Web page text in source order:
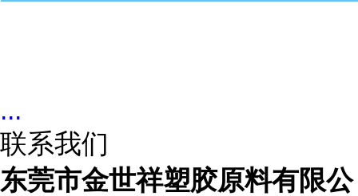
...
联系我们
东莞市金世祥塑胶原料有限公